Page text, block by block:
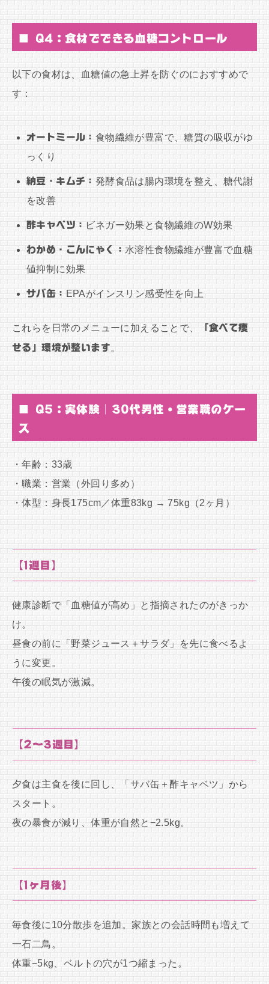
■ Q4：食材でできる血糖コントロール
以下の食材は、血糖値の急上昇を防ぐのにおすすめで
す：
オートミール： 食物繊維が豊富で、糖質の吸収がゆ
っくり
納豆・キムチ： 発酵食品は腸内環境を整え、糖代謝
を改善
酢キャベツ： ビネガー効果と食物繊維のW効果
わかめ・こんにゃく： 水溶性食物繊維が豊富で血糖
値抑制に効果
サバ缶： EPAがインスリン感受性を向上
これらを日常のメニューに加えることで、 「食べて痩
せる」環境が整います。
■ Q5：実体験｜30代男性・営業職のケー
ス
・年齢：33歳
・職業：営業（外回り多め）
・体型：身長175cm／体重83kg → 75kg（2ヶ月）
【1週目】
健康診断で「血糖値が高め」と指摘されたのがきっか
け。
昼食の前に「野菜ジュース＋サラダ」を先に食べるよ
うに変更。
午後の眠気が激減。
【2〜3週目】
夕食は主食を後に回し、「サバ缶＋酢キャベツ」から
スタート。
夜の暴食が減り、体重が自然と−2.5kg。
【1ヶ月後】
毎食後に10分散歩を追加。家族との会話時間も増えて
一石二鳥。
体重−5kg、ベルトの穴が1つ縮まった。